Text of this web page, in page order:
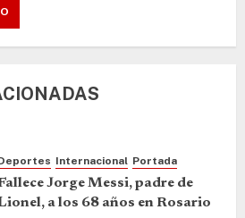
Internacional Portada
Jorge Messi, padre de
a los 68 años en Rosario